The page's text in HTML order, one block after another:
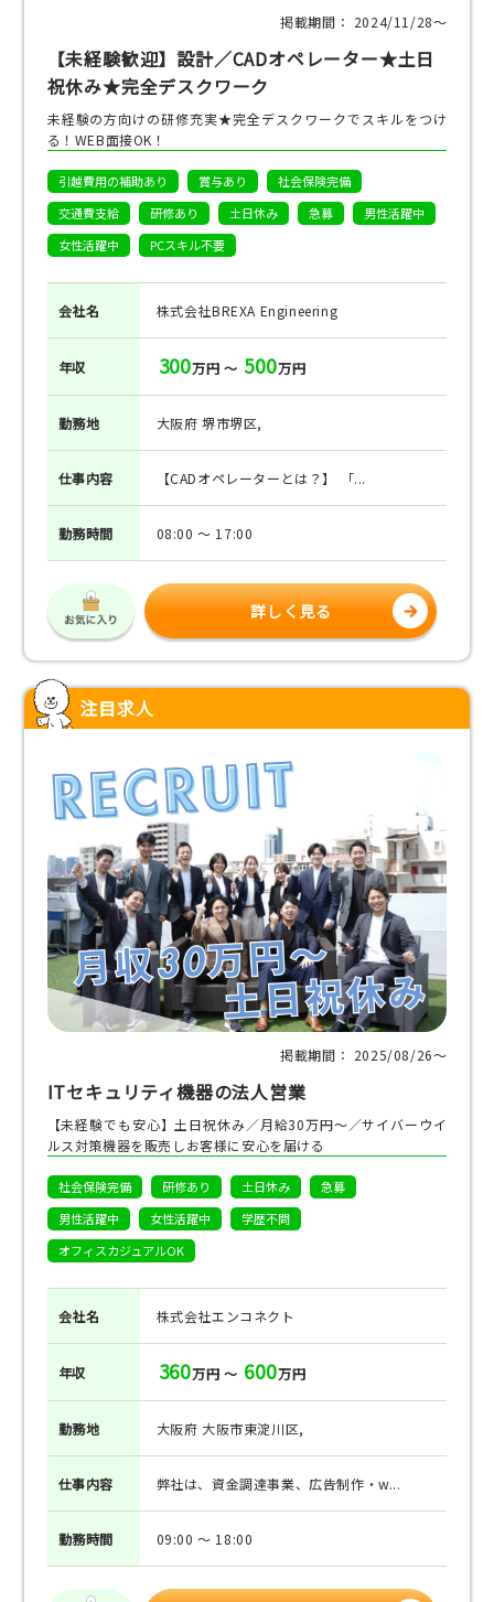
掲載期間： 2024/11/28〜
【未経験歓迎】設計／CADオペレーター★土日
祝休み★完全デスクワーク
未経験の方向けの研修充実★完全デスクワークでスキルをつけ
る！WEB面接OK！
引越費用の補助あり 賞与あり
社会保険完備
交通費支給
研修あり 土日休み 急募
男性活躍中
女性活躍中
PCスキル不要
会社名 株式会社BREXA Engineering
年収 300万円 ～ 500万円
勤務地 大阪府 堺市堺区,
仕事内容 【CADオペレーターとは？】 「...
勤務時間 08:00 ～ 17:00
詳しく見る
注目求人
掲載期間： 2025/08/26〜
ITセキュリティ機器の法人営業
【未経験でも安心】土日祝休み／月給30万円～／サイバーウイ
ルス対策機器を販売しお客様に安心を届ける
社会保険完備 研修あり 土日休み
急募
男性活躍中
女性活躍中
学歴不問
オフィスカジュアルOK
会社名 株式会社エンコネクト
年収 360万円 ～ 600万円
勤務地 大阪府 大阪市東淀川区,
仕事内容 弊社は、資金調達事業、広告制作・w...
勤務時間 09:00 ～ 18:00